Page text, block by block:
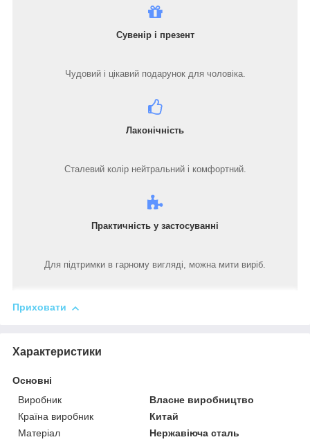
Сувенір і презент
Чудовий і цікавий подарунок для чоловіка.
Лаконічність
Сталевий колір нейтральний і комфортний.
Практичність у застосуванні
Для підтримки в гарному вигляді, можна мити виріб.
Приховати
Характеристики
Основні
Виробник
Власне виробництво
Країна виробник
Китай
Матеріал
Нержавіюча сталь